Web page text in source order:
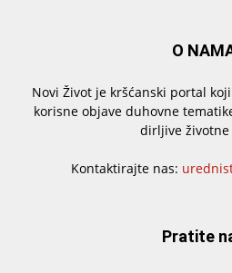
O
Novi Život je kršćanski portal
korisne objave duhovne
dirljive životne
Kontaktirajte nas:
Pratite